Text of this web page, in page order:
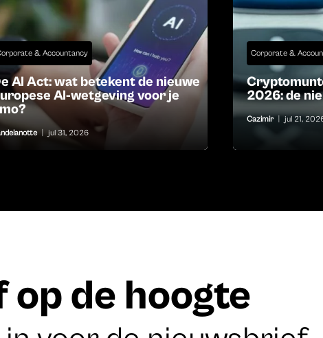
& Accountancy
AI Act: wat betekent de nieuwe
AI-wetgeving voor je
jul 31, 2026
Corporate &
2026: de
Cazimir jul 21,
op de hoogte